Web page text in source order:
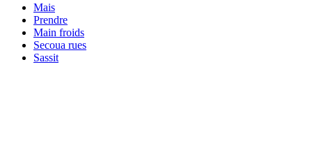
Mais
Prendre
Main froids
Secoua rues
Sassit